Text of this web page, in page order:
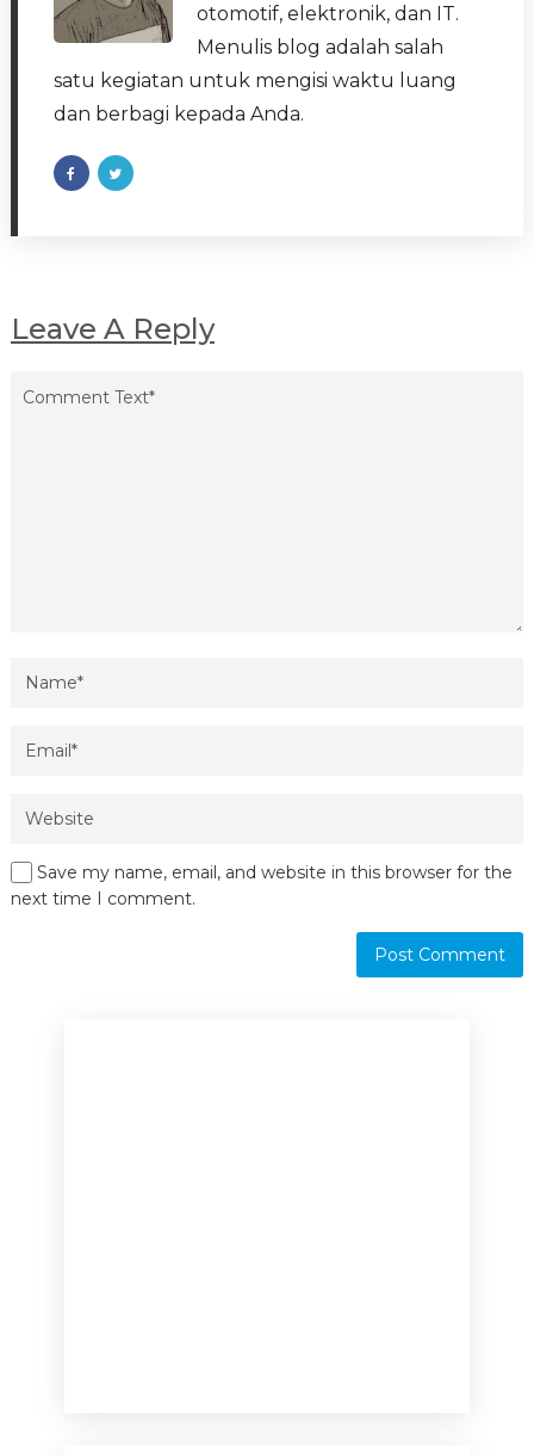
otomotif, elektronik, dan IT.
Menulis blog adalah salah
satu kegiatan untuk mengisi waktu luang
dan berbagi kepada Anda.
Leave A Reply
Save my name, email, and website in this browser for the
next time I comment.